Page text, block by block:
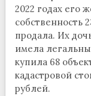
2022 годах его
собственность
продала. Их
имела
купила 68
кадастровой
рублей.